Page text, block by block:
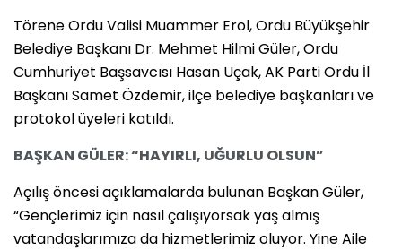
Törene Ordu Valisi Muammer Erol, Ordu Büyükşehir
Belediye Başkanı Dr. Mehmet Hilmi Güler, Ordu
Cumhuriyet Başsavcısı Hasan Uçak, AK Parti Ordu İl
Başkanı Samet Özdemir, ilçe belediye başkanları ve
protokol üyeleri katıldı.
BAŞKAN GÜLER: “HAYIRLI, UĞURLU OLSUN”
Açılış öncesi açıklamalarda bulunan Başkan Güler,
“Gençlerimiz için nasıl çalışıyorsak yaş almış
vatandaşlarımıza da hizmetlerimiz oluyor. Yine Aile